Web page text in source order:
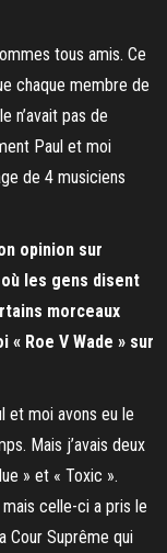
tous amis. Ce
chaque membre de
n’avait pas de
Paul et moi
de 4 musiciens
opinion sur
les gens disent
morceaux
Roe V Wade » sur
et moi avons eu le
Mais j’avais deux
» et « Toxic ».
celle-ci a pris le
Cour Suprême qui